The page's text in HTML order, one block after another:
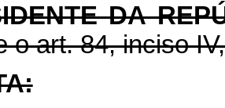
DA
o art. 84, inciso